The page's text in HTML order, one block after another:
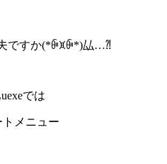
ですか(*ꀼꁞꀼ*)厸…⁈
では
トメニュー